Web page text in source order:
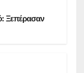
Ξεπέρασαν